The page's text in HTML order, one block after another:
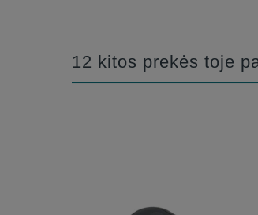
12 kitos prekės toje